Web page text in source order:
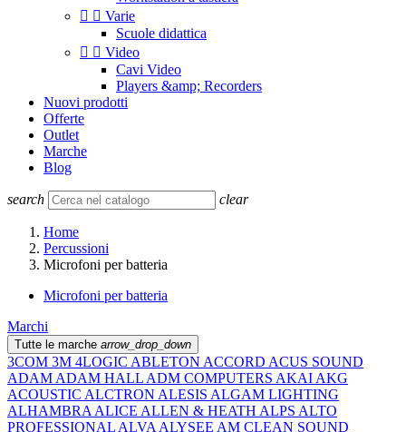
  Varie
Scuole didattica
  Video
Cavi Video
Players &amp; Recorders
Nuovi prodotti
Offerte
Outlet
Marche
Blog
search clear
Home
Percussioni
Microfoni per batteria
Microfoni per batteria
Marchi
Tutte le marche arrow_drop_down
3COM 3M 4LOGIC ABLETON ACCORD ACUS SOUND
ADAM ADAM HALL ADM COMPUTERS AKAI AKG
ACOUSTIC ALCTRON ALESIS ALGAM LIGHTING
ALHAMBRA ALICE ALLEN & HEATH ALPS ALTO
PROFESSIONAL ALVA ALYSEE AM CLEAN SOUND